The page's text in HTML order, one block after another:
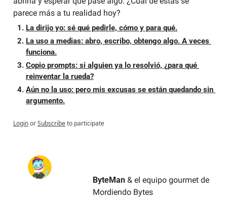
parece más a tu realidad hoy?
La dirijo yo: sé qué pedirle, cómo y para qué.
La uso a medias: abro, escribo, obtengo algo. A veces
funciona.
Copio prompts: si alguien ya lo resolvió, ¿para qué
reinventar la rueda?
Aún no la uso: pero mis excusas se están quedando sin
argumento.
LoginorSubscribeto participate
ByteMan & el equipo gourmet de
Mordiendo Bytes